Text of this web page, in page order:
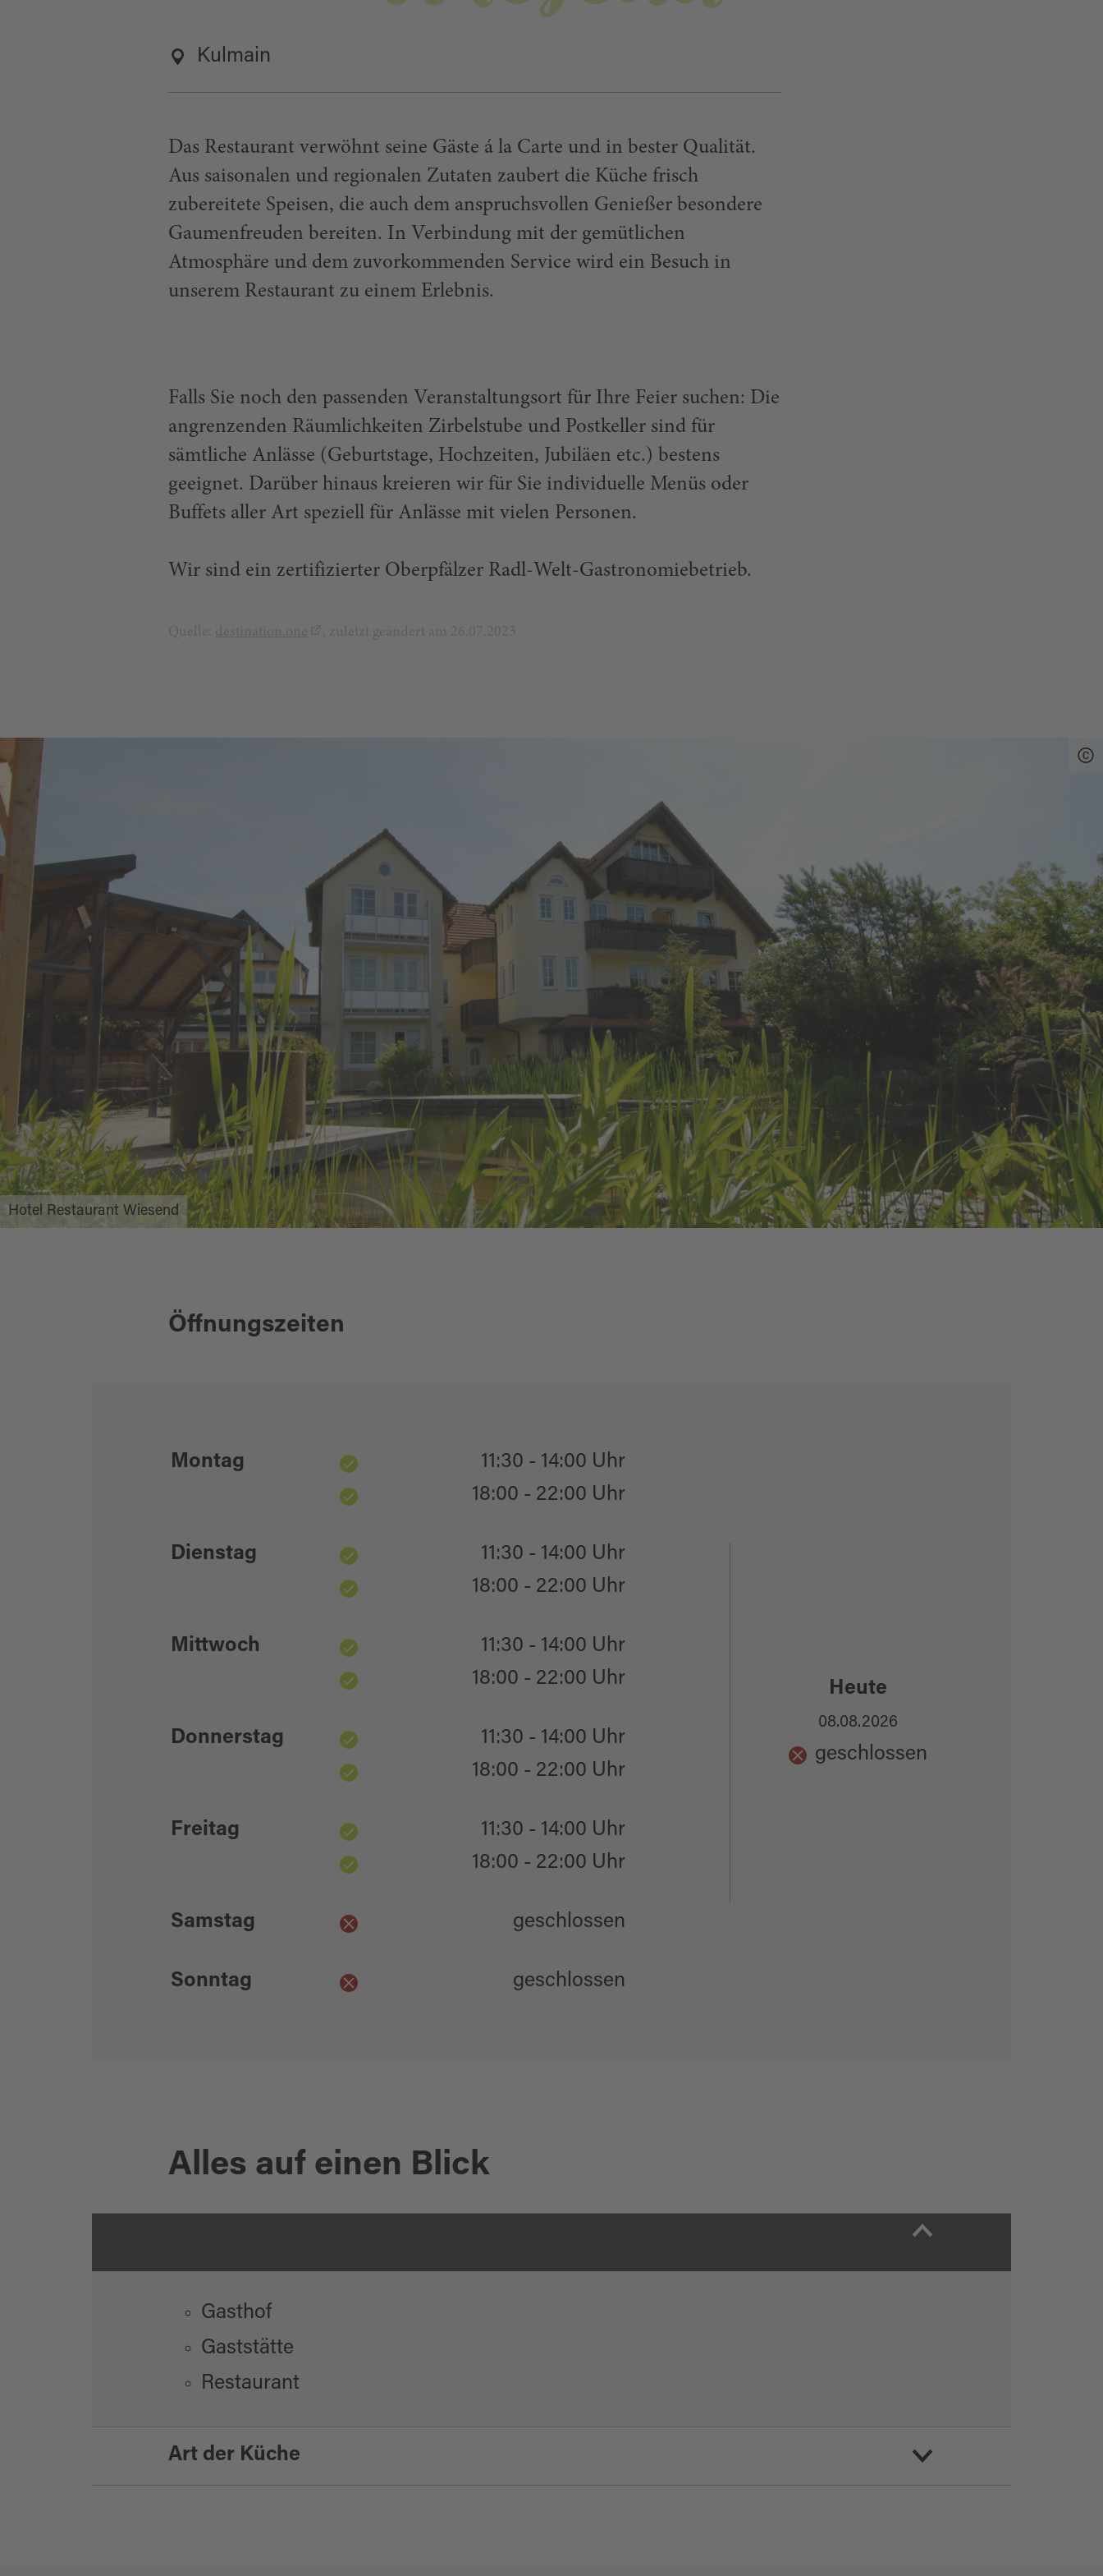
Kulmain
Das Restaurant verwöhnt seine Gäste á la Carte und in bester Qualität.
Aus saisonalen und regionalen Zutaten zaubert die Küche frisch
zubereitete Speisen, die auch dem anspruchsvollen Genießer besondere
Gaumenfreuden bereiten. In Verbindung mit der gemütlichen
Atmosphäre und dem zuvorkommenden Service wird ein Besuch in
unserem Restaurant zu einem Erlebnis.
Falls Sie noch den passenden Veranstaltungsort für Ihre Feier suchen: Die
angrenzenden Räumlichkeiten Zirbelstube und Postkeller sind für
sämtliche Anlässe (Geburtstage, Hochzeiten, Jubiläen etc.) bestens
geeignet. Darüber hinaus kreieren wir für Sie individuelle Menüs oder
Buffets aller Art speziell für Anlässe mit vielen Personen.
Wir sind ein zertifizierter Oberpfälzer Radl-Welt-Gastronomiebetrieb.
Hotel Restaurant Wiesend
Öffnungszeiten
Montag
11:30 - 14:00 Uhr
18:00 - 22:00 Uhr
Dienstag
11:30 - 14:00 Uhr
18:00 - 22:00 Uhr
Mittwoch
11:30 - 14:00 Uhr
18:00 - 22:00 Uhr
Donnerstag
11:30 - 14:00 Uhr
18:00 - 22:00 Uhr
Freitag
11:30 - 14:00 Uhr
18:00 - 22:00 Uhr
Samstag geschlossen
Sonntag geschlossen
Heute
08.08.2026
geschlossen
Alles auf einen Blick
Gasthof
Gaststätte
Restaurant
Art der Küche